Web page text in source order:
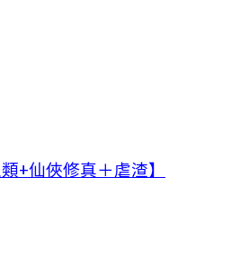
+仙俠修真＋虐渣】